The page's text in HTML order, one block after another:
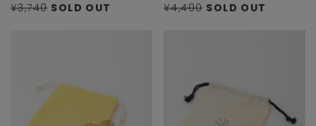
¥3,740 SOLD OUT ¥4,400 SOLD OUT